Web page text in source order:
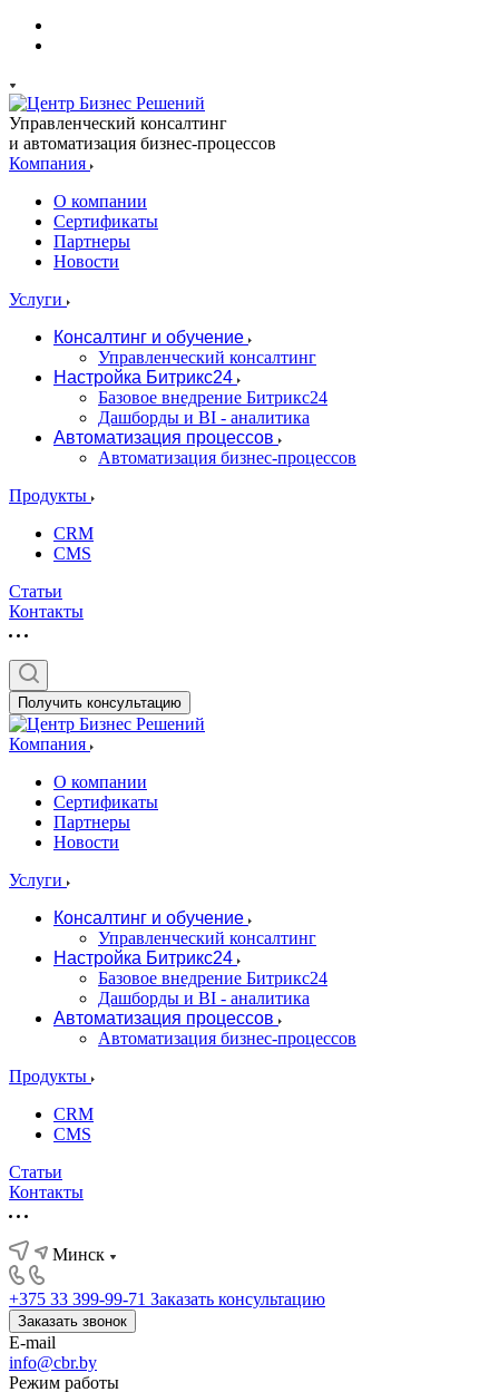
Управленческий консалтинг
и автоматизация бизнес-процессов
Компания
О компании
Сертификаты
Партнеры
Новости
Услуги
Консалтинг и обучение
Управленческий консалтинг
Настройка Битрикс24
Базовое внедрение Битрикс24
Дашборды и BI - аналитика
Автоматизация процессов
Автоматизация бизнес-процессов
Продукты
CRM
CMS
Статьи
Контакты
Получить консультацию
Компания
О компании
Сертификаты
Партнеры
Новости
Услуги
Консалтинг и обучение
Управленческий консалтинг
Настройка Битрикс24
Базовое внедрение Битрикс24
Дашборды и BI - аналитика
Автоматизация процессов
Автоматизация бизнес-процессов
Продукты
CRM
CMS
Статьи
Контакты
Минск
+375 33 399-99-71 Заказать консультацию
Заказать звонок
E-mail
info@cbr.by
Режим работы